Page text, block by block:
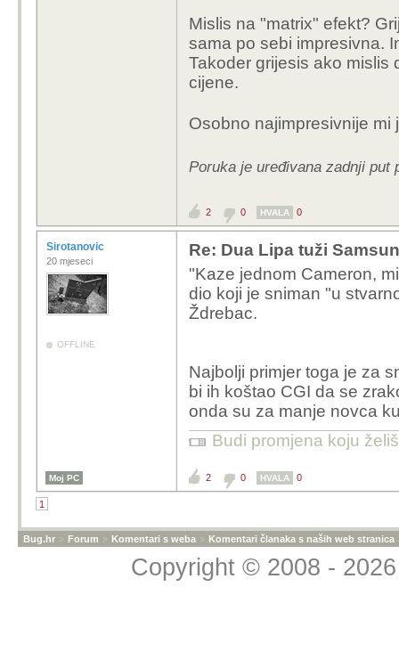
spreman i platiti.
Pogledaj opet, možda
i plavi zapravo iste
Za kraj primjer iz
košta jedan
Mislis na "matrix" efekt?
sama po sebi impresivna.
Takoder grijesis ako mislis
cijene.
Osobno najimpresivnije
Poruka je uređivana zadnji put
2 0 HVALA 0
Sirotanovic
20 mjeseci
OFFLINE
Re: Dua Lipa tuži
"Kaze jednom Cameron,
dio koji je sniman "u
Ždrebac.
Najbolji primjer toga je za
bi ih koštao CGI da se
onda su za manje novca
Budi promjena koju
Moj PC 2 0 HVALA 0
1
Bug.hr » Forum » Komentari s weba » Komentari članaka s naših web stranica
Copyright © 2008 -